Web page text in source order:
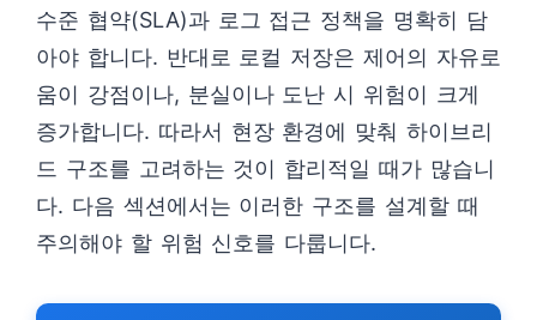
수준 협약(SLA)과 로그 접근 정책을 명확히 담
아야 합니다. 반대로 로컬 저장은 제어의 자유로
움이 강점이나, 분실이나 도난 시 위험이 크게
증가합니다. 따라서 현장 환경에 맞춰 하이브리
드 구조를 고려하는 것이 합리적일 때가 많습니
다. 다음 섹션에서는 이러한 구조를 설계할 때
주의해야 할 위험 신호를 다룹니다.